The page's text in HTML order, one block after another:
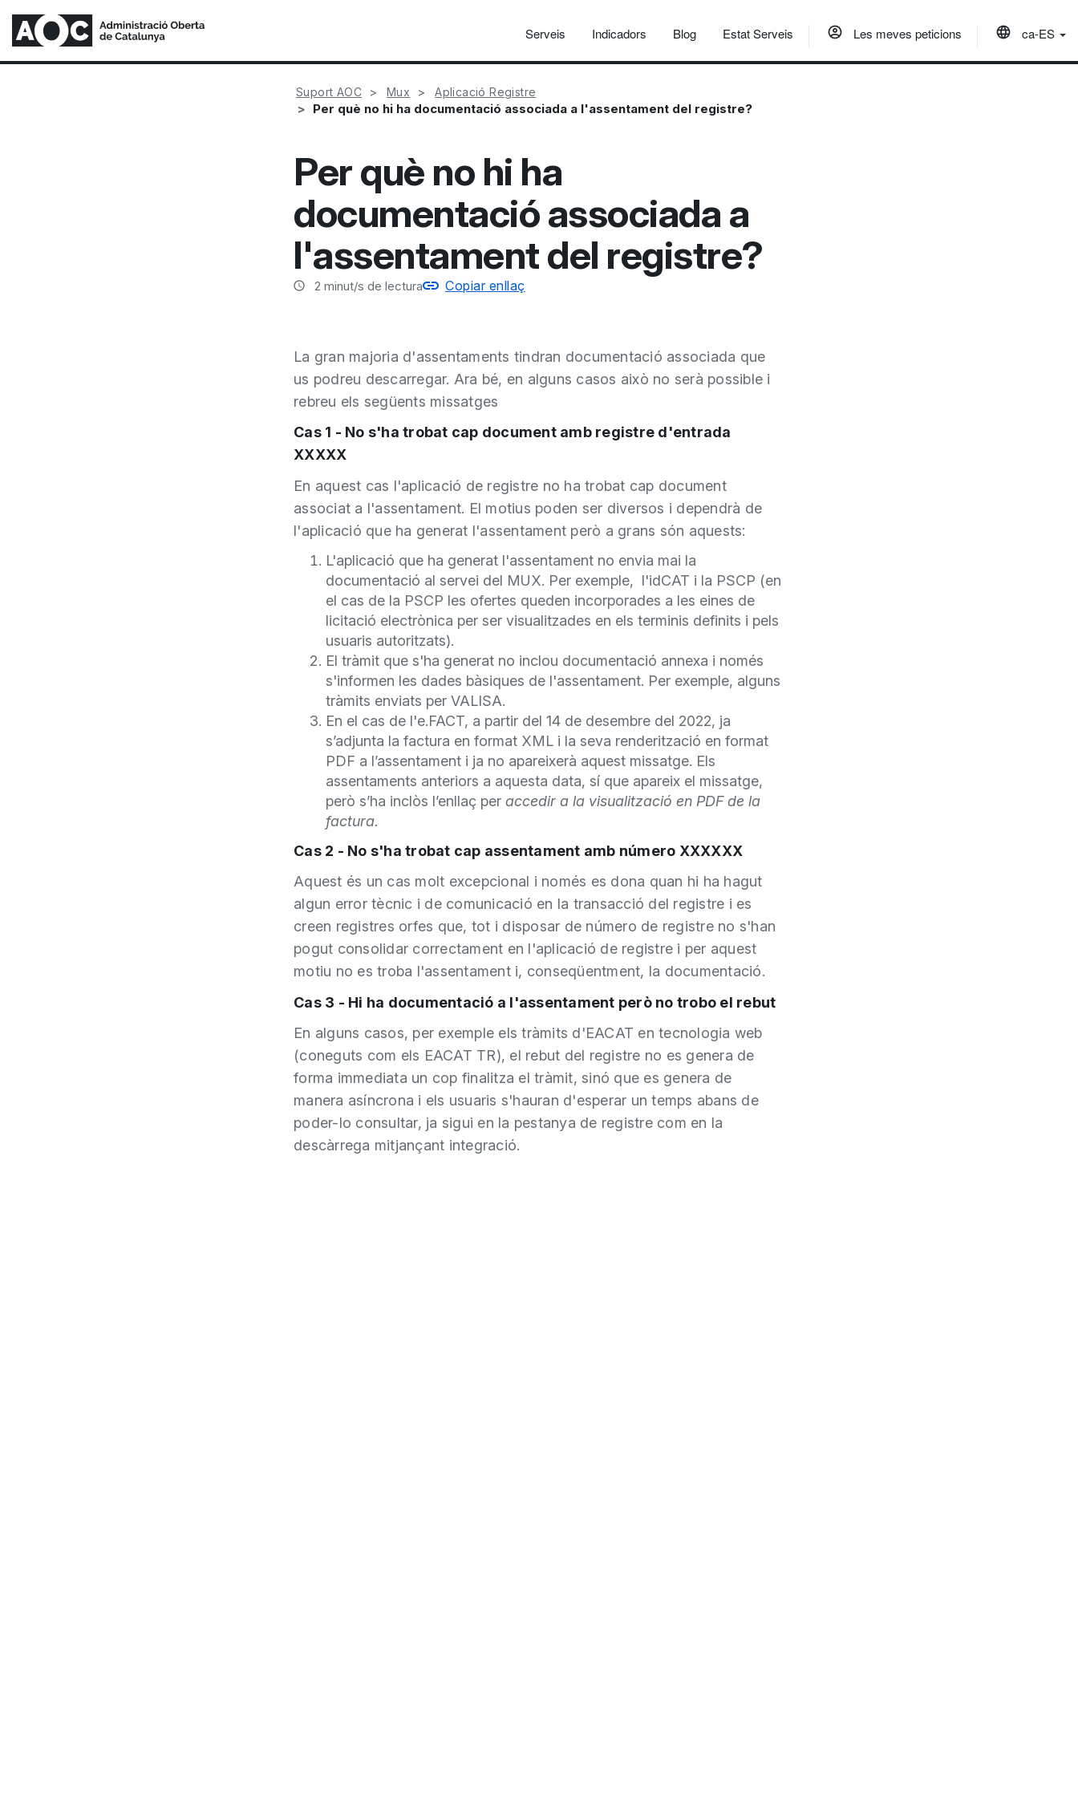
Serveis Indicadors Blog Estat Serveis Les meves peticions ca-ES
Suport AOC Mux Aplicació Registre
Per què no hi ha documentació associada a l'assentament del registre?
Per què no hi ha
documentació associada a
l'assentament del registre?
2 minut/s de lectura Copiar enllaç
La gran majoria d'assentaments tindran documentació associada que
us podreu descarregar. Ara bé, en alguns casos això no serà possible i
rebreu els següents missatges
Cas 1 - No s'ha trobat cap document amb registre d'entrada
XXXXX
En aquest cas l'aplicació de registre no ha trobat cap document
associat a l'assentament. El motius poden ser diversos i dependrà de
l'aplicació que ha generat l'assentament però a grans són aquests:
L'aplicació que ha generat l'assentament no envia mai la
documentació al servei del MUX. Per exemple, l'idCAT i la PSCP (en
el cas de la PSCP les ofertes queden incorporades a les eines de
licitació electrònica per ser visualitzades en els terminis definits i pels
usuaris autoritzats).
El tràmit que s'ha generat no inclou documentació annexa i només
s'informen les dades bàsiques de l'assentament. Per exemple, alguns
tràmits enviats per VALISA.
En el cas de l'e.FACT, a partir del 14 de desembre del 2022, ja
s’adjunta la factura en format XML i la seva renderització en format
PDF a l’assentament i ja no apareixerà aquest missatge. Els
assentaments anteriors a aquesta data, sí que apareix el missatge,
però s’ha inclòs l’enllaç per accedir a la visualització en PDF de la
factura.
Cas 2 - No s'ha trobat cap assentament amb número XXXXXX
Aquest és un cas molt excepcional i només es dona quan hi ha hagut
algun error tècnic i de comunicació en la transacció del registre i es
creen registres orfes que, tot i disposar de número de registre no s'han
pogut consolidar correctament en l'aplicació de registre i per aquest
motiu no es troba l'assentament i, conseqüentment, la documentació.
Cas 3 - Hi ha documentació a l'assentament però no trobo el rebut
En alguns casos, per exemple els tràmits d'EACAT en tecnologia web
(coneguts com els EACAT TR), el rebut del registre no es genera de
forma immediata un cop finalitza el tràmit, sinó que es genera de
manera asíncrona i els usuaris s'hauran d'esperar un temps abans de
poder-lo consultar, ja sigui en la pestanya de registre com en la
descàrrega mitjançant integració.